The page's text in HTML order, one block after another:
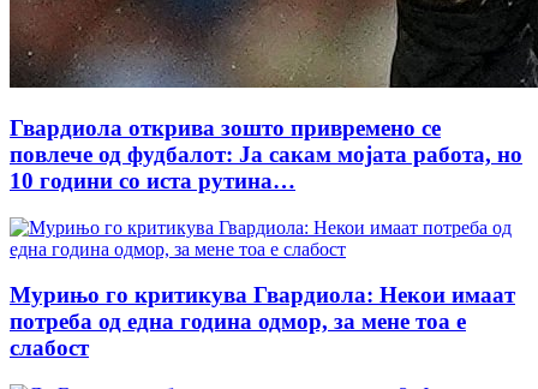
Гвардиола открива зошто привремено се
повлече од фудбалот: Ја сакам мојата работа, но
10 години со иста рутина…
Мурињо го критикува Гвардиола: Некои имаат
потреба од една година одмор, за мене тоа е
слабост